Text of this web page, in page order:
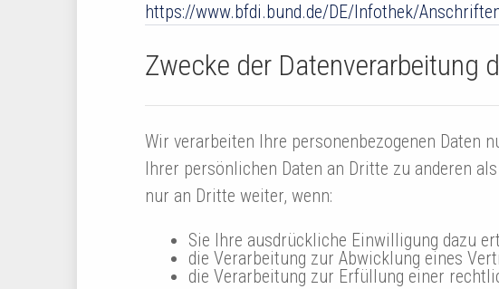
https://www.bfdi.bund.de/DE/Infothek/
Zwecke der Datenverarbeitung
Wir verarbeiten Ihre personenbezogenen Daten
Ihrer persönlichen Daten an Dritte zu anderen
nur an Dritte weiter, wenn:
Sie Ihre ausdrückliche Einwilligung dazu
die Verarbeitung zur Abwicklung eines
die Verarbeitung zur Erfüllung einer